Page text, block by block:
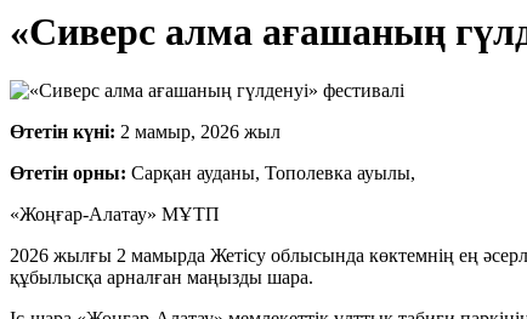
«Сиверс алма ағашаның
Өтетін күні: 2 мамыр, 2026 жыл
Өтетін орны: Сарқан ауданы, Тополевка ауылы,
«Жоңғар-Алатау» МҰТП
2026 жылғы 2 мамырда Жетісу облысында көктемнің ең
құбылысқа арналған маңызды шара.